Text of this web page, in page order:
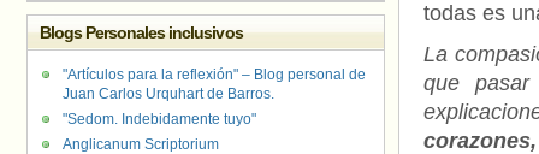
todas es
La
que
corazones,
Blogs Personales inclusivos
"Artículos para la reflexión" – Blog personal de
Juan Carlos Urquhart de Barros.
"Sedom. Indebidamente tuyo"
Anglicanum Scriptorium